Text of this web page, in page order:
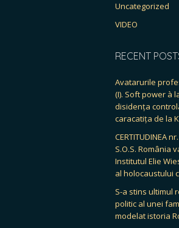
Uncategorized
VIDEO
RECENT
Avatarurile
(I). Soft power à
disidența
caracatița de la
CERTITUDINEA
S.O.S. România
Institutul Elie
al holocaustului
S-a stins ultimul
politic al unei
modelat istoria